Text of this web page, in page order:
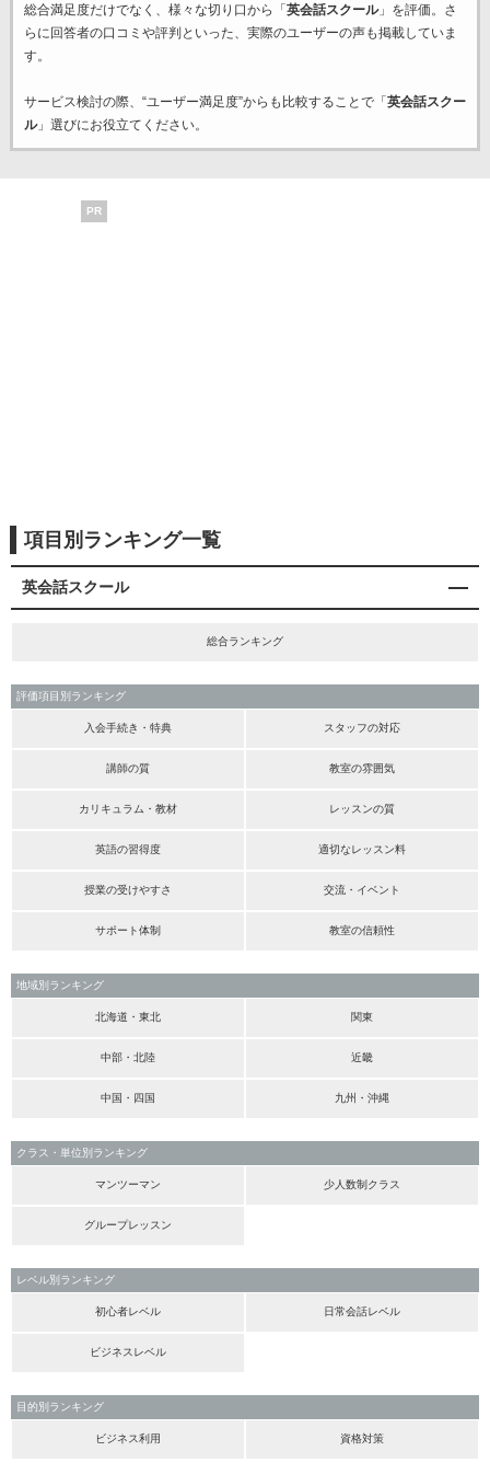
総合満足度だけでなく、様々な切り口から「 英会話スクール」を評価。さ
らに回答者の口コミや評判といった、実際のユーザーの声も掲載していま
す。
サービス検討の際、“ユーザー満足度”からも比較することで「 英会話スクー
ル」選びにお役立てください。
PR
項目別ランキング一覧
英会話スクール
総合ランキング
評価項目別ランキング
入会手続き・特典 スタッフの対応
講師の質 教室の雰囲気
カリキュラム・教材 レッスンの質
英語の習得度 適切なレッスン料
授業の受けやすさ 交流・イベント
サポート体制 教室の信頼性
地域別ランキング
北海道・東北 関東
中部・北陸 近畿
中国・四国 九州・沖縄
クラス・単位別ランキング
マンツーマン 少人数制クラス
グループレッスン
レベル別ランキング
初心者レベル 日常会話レベル
ビジネスレベル
目的別ランキング
ビジネス利用 資格対策